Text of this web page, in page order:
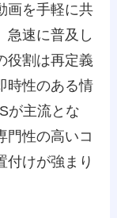
画を手軽に共
急速に普及し
役割は再定義
時性のある情
が主流とな
門性の高いコ
付けが強まり